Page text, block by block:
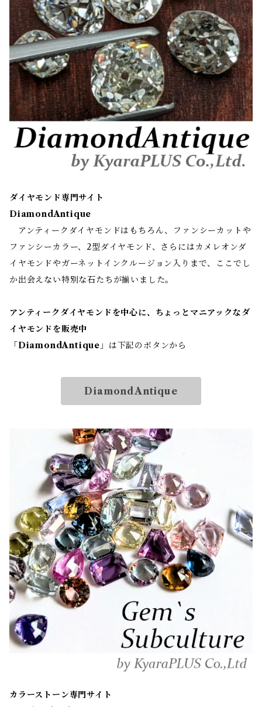
ダイヤモンド専門サイト
DiamondAntique
アンティークダイヤモンドはもちろん、ファンシーカットや
ファンシーカラー、2型ダイヤモンド、さらにはカメレオンダ
イヤモンドやガーネットインクルージョン入りまで、ここでし
か出会えない特別な石たちが揃いました。
アンティークダイヤモンドを中心に、ちょっとマニアックなダ
イヤモンドを販売中
「DiamondAntique 」は下記のボタンから
DiamondAntique
カラーストーン専門サイト